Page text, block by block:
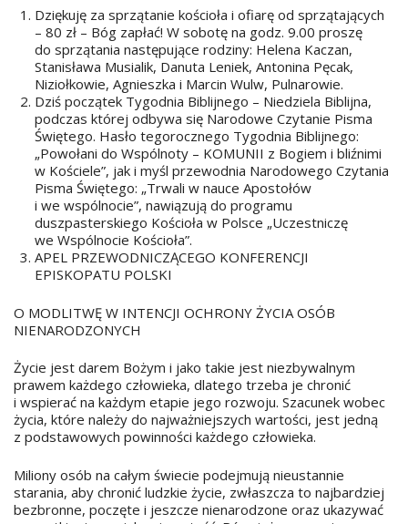
Dziękuję za sprzątanie kościoła i ofiarę od sprzątających
– 80 zł – Bóg zapłać! W sobotę na godz. 9.00 proszę
do sprzątania następujące rodziny: Helena Kaczan,
Stanisława Musialik, Danuta Leniek, Antonina Pęcak,
Niziołkowie, Agnieszka i Marcin Wulw, Pulnarowie.
Dziś początek Tygodnia Biblijnego – Niedziela Biblijna,
podczas której odbywa się Narodowe Czytanie Pisma
Świętego. Hasło tegorocznego Tygodnia Biblijnego:
„Powołani do Wspólnoty – KOMUNII z Bogiem i bliźnimi
w Kościele”, jak i myśl przewodnia Narodowego Czytania
Pisma Świętego: „Trwali w nauce Apostołów
i we wspólnocie”, nawiązują do programu
duszpasterskiego Kościoła w Polsce „Uczestniczę
we Wspólnocie Kościoła”.
APEL PRZEWODNICZĄCEGO KONFERENCJI
EPISKOPATU POLSKI
O MODLITWĘ W INTENCJI OCHRONY ŻYCIA OSÓB
NIENARODZONYCH
Życie jest darem Bożym i jako takie jest niezbywalnym
prawem każdego człowieka, dlatego trzeba je chronić
i wspierać na każdym etapie jego rozwoju. Szacunek wobec
życia, które należy do najważniejszych wartości, jest jedną
z podstawowych powinności każdego człowieka.
Miliony osób na całym świecie podejmują nieustannie
starania, aby chronić ludzkie życie, zwłaszcza to najbardziej
bezbronne, poczęte i jeszcze nienarodzone oraz ukazywać